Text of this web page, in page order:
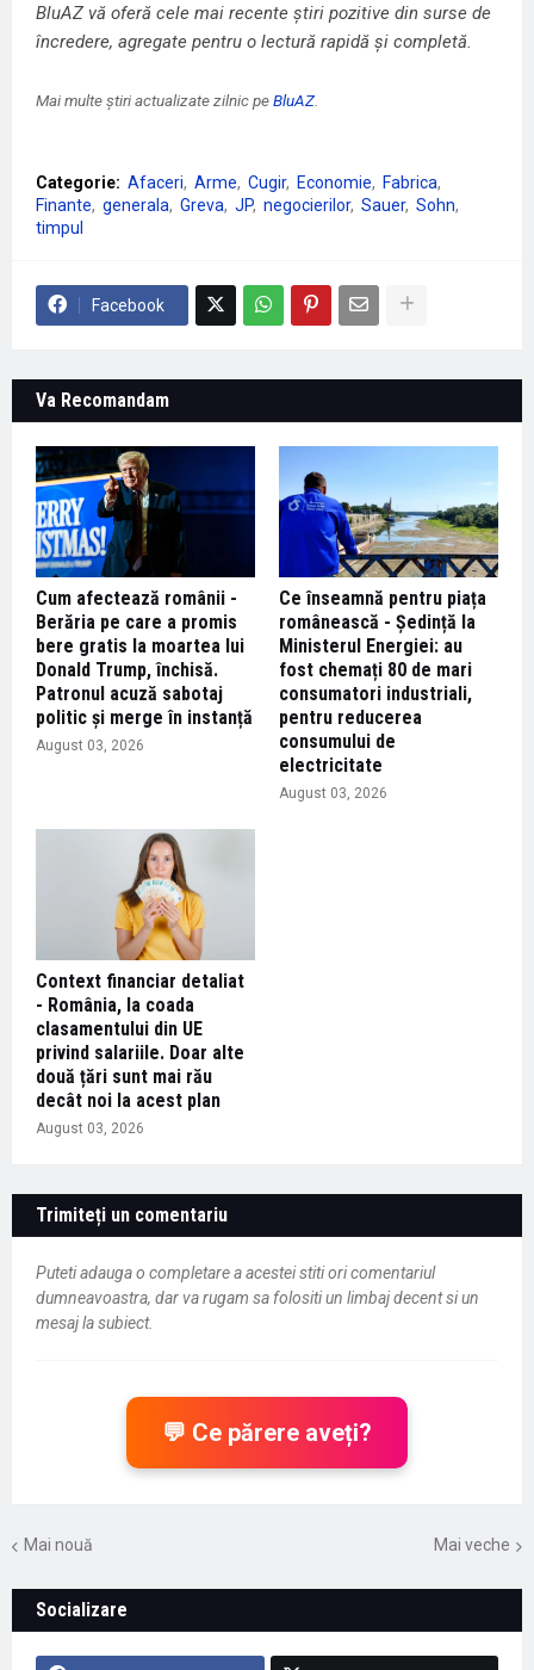
BluAZ vă oferă cele mai recente știri pozitive din surse de
încredere, agregate pentru o lectură rapidă și completă.
Mai multe știri actualizate zilnic peBluAZ
Categorie: Afaceri Arme Cugir Economie
Fabrica
Finante
generala Greva JP negocierilor Sauer Sohn
timpul
Facebook
Va Recomandam
Cum afectează românii -
Berăria pe care a promis
bere gratis la moartea lui
Donald Trump, închisă.
Patronul acuză sabotaj
politic și merge în instanță
August 03, 2026
Ce înseamnă pentru piața
românească - Ședință la
Ministerul Energiei: au
fost chemați 80 de mari
consumatori industriali,
pentru reducerea
consumului de
electricitate
August 03, 2026
Context financiar detaliat
- România, la coada
clasamentului din UE
privind salariile. Doar alte
două țări sunt mai rău
decât noi la acest plan
August 03, 2026
Trimiteți un comentariu
Puteti adauga o completare a acestei stiti ori comentariul
dumneavoastra, dar va rugam sa folositi un limbaj decent si un
mesaj la subiect.
💬 Ce părere aveți?
Mai nouă Mai veche
Socializare